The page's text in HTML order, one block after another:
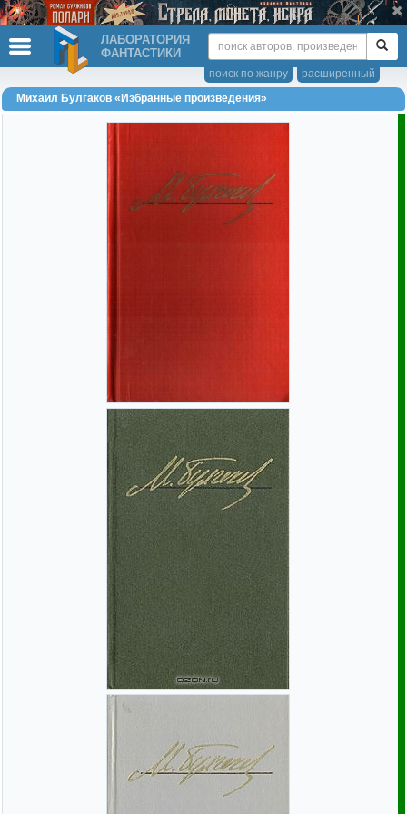
ЛАБОРАТОРИЯ
ФАНТАСТИКИ
расширенный
поиск по жанру
Михаил Булгаков «Избранные произведения»